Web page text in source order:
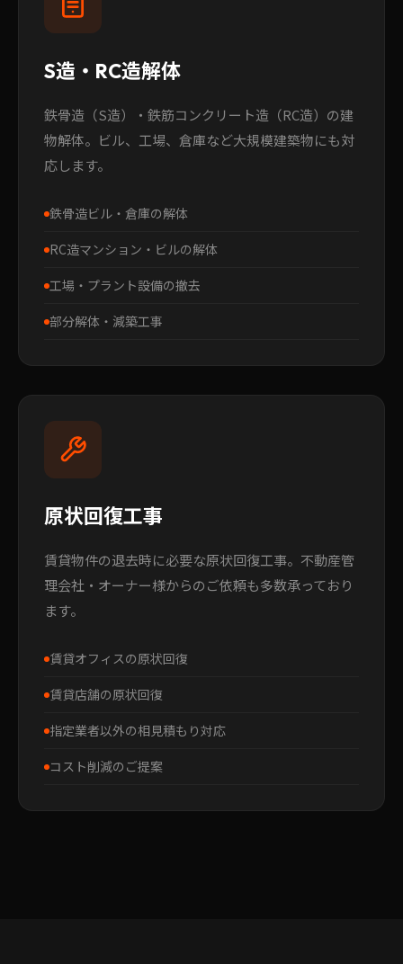
S造・RC造解体
鉄骨造（S造）・鉄筋コンクリート造（RC造）の建
物解体。ビル、工場、倉庫など大規模建築物にも対
応します。
鉄骨造ビル・倉庫の解体
RC造マンション・ビルの解体
工場・プラント設備の撤去
部分解体・減築工事
原状回復工事
賃貸物件の退去時に必要な原状回復工事。不動産管
理会社・オーナー様からのご依頼も多数承っており
ます。
賃貸オフィスの原状回復
賃貸店舗の原状回復
指定業者以外の相見積もり対応
コスト削減のご提案